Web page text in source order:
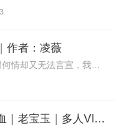
作者：凌薇
我曾来过这里在从前，但何时何情却又无法言宣，我记得门前的青草蔓延，它的芬芳浓烈香甜，风声呢喃，光影围绕岸边。你曾属于我在从前，这是多久的事我却茫然，当凝视高翔的...
蛊真人｜大爱仙尊｜热血｜老宝玉｜多人VIP免费有声剧